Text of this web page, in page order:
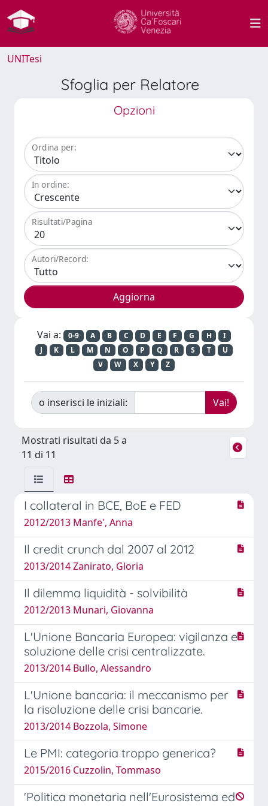
UNITesi
Sfoglia per Relatore
Opzioni
Ordina per:
In ordine:
Risultati/Pagina
Autori/Record:
Vai a: 0-9 A B C D E F G H
I
J
K L M N O P Q R S T
U
V
W X Y Z
o inserisci le iniziali:
Mostrati risultati da 5 a
11 di 11
I collateral in BCE, BoE e FED
2012/2013 Manfe', Anna
Il credit crunch dal 2007 al 2012
2013/2014 Zanirato, Gloria
Il dilemma liquidità - solvibilità
2012/2013 Munari, Giovanna
L'Unione Bancaria Europea: vigilanza e
soluzione delle crisi centralizzate.
2013/2014 Bullo, Alessandro
L'Unione bancaria: il meccanismo per
la risoluzione delle crisi bancarie.
2013/2014 Bozzola, Simone
Le PMI: categoria troppo generica?
2015/2016 Cuzzolin, Tommaso
'Politica monetaria nell'Eurosistema ed